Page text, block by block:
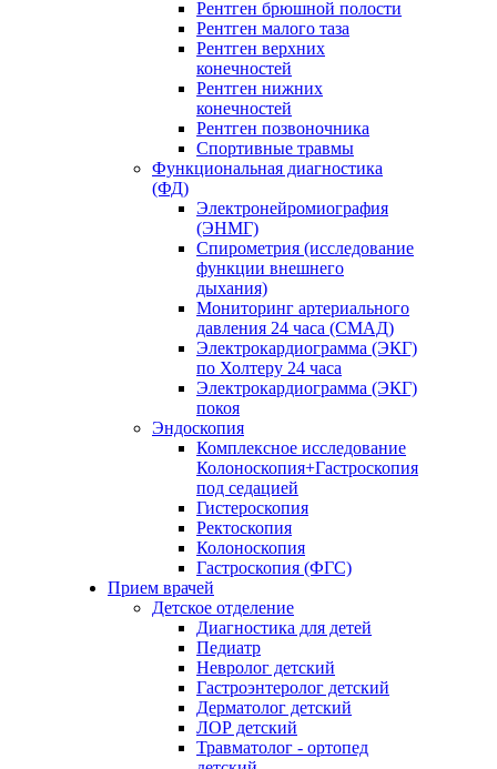
Рентген брюшной полости
Рентген малого таза
Рентген верхних
конечностей
Рентген нижних
конечностей
Рентген позвоночника
Спортивные травмы
Функциональная диагностика
(ФД)
Электронейромиография
(ЭНМГ)
Спирометрия (исследование
функции внешнего
дыхания)
Мониторинг артериального
давления 24 часа (СМАД)
Электрокардиограмма (ЭКГ)
по Холтеру 24 часа
Электрокардиограмма (ЭКГ)
покоя
Эндоскопия
Комплексное исследование
Колоноскопия+Гастроскопия
под седацией
Гистероскопия
Ректоскопия
Колоноскопия
Гастроскопия (ФГС)
Прием врачей
Детское отделение
Диагностика для детей
Педиатр
Невролог детский
Гастроэнтеролог детский
Дерматолог детский
ЛОР детский
Травматолог - ортопед